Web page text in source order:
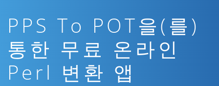
PPS To POT을(를)
통한 무료 온라인
Perl 변환 앱